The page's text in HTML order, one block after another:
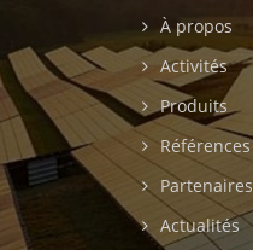
À propos
Activités
Produits
Références
Partenaires
Actualités